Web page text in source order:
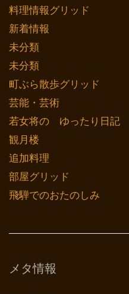
料理情報グリッド
新着情報
未分類
未分類
町ぶら散歩グリッド
芸能・芸術
若女将の ゆったり日記
観月楼
追加料理
部屋グリッド
飛騨でのおたのしみ
メタ情報